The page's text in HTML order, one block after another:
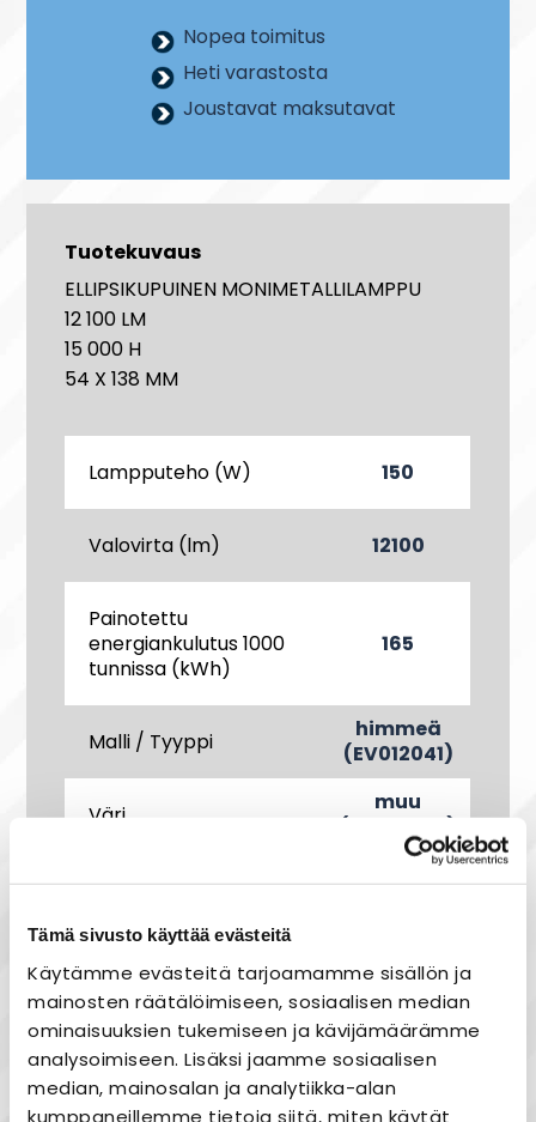
Tämä sivusto käyttää evästeitä
Käytämme evästeitä tarjoamamme sisällön ja
mainosten räätälöimiseen, sosiaalisen median
ominaisuuksien tukemiseen ja kävijämäärämme
analysoimiseen. Lisäksi jaamme sosiaalisen
median, mainosalan ja analytiikka-alan
kumppaneillemme tietoja siitä, miten käytät
Nopea toimitus
Heti varastosta
Joustavat maksutavat
Tuotekuvaus
ELLIPSIKUPUINEN MONIMETALLILAMPPU
12 100 LM
15 000 H
54 X 138 MM
Lampputeho (W) 150
Valovirta (lm) 12100
Painotettu
energiankulutus 1000
tunnissa (kWh)
165
Malli / Tyyppi
himmeä
(EV012041)
Väri
muu
(EV000154)
Solariumlamppu Ei
Suljettuihin valaisimiin Kyllä
Vaatii ulkoisen
kuristimen
Kyllä